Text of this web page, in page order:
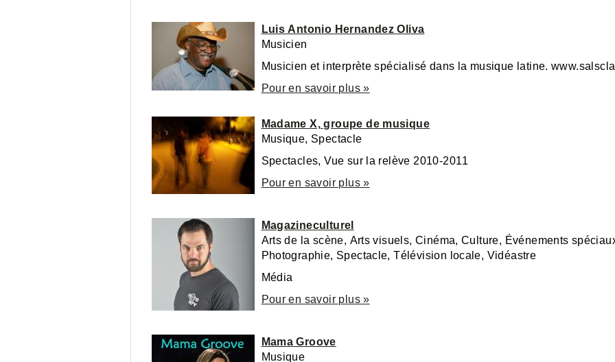
Luis Antonio Hernandez Oliva
Musicien
Musicien et interprète spécialisé dans la
Pour en savoir plus »
Madame X, groupe de musique
Musique, Spectacle
Spectacles, Vue sur la relève 2010-2011
Pour en savoir plus »
Magazineculturel
Arts de la scène, Arts visuels, Cinéma, Culture, Événements
Photographie, Spectacle, Télévision locale, Vidéastre
Média
Pour en savoir plus »
Mama Groove
Musique